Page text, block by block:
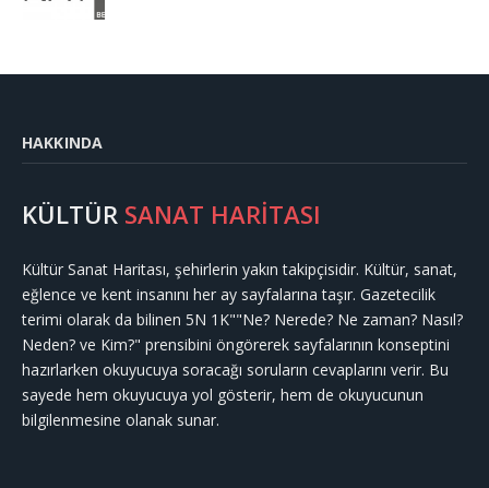
HAKKINDA
KÜLTÜR SANAT HARİTASI
Kültür Sanat Haritası, şehirlerin yakın takipçisidir. Kültür, sanat,
eğlence ve kent insanını her ay sayfalarına taşır. Gazetecilik
terimi olarak da bilinen 5N 1K""Ne? Nerede? Ne zaman? Nasıl?
Neden? ve Kim?" prensibini öngörerek sayfalarının konseptini
hazırlarken okuyucuya soracağı soruların cevaplarını verir. Bu
sayede hem okuyucuya yol gösterir, hem de okuyucunun
bilgilenmesine olanak sunar.